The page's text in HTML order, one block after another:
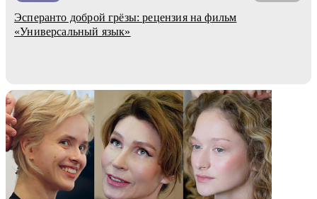
Эсперанто доброй грёзы: рецензия на фильм
«Универсальный язык»